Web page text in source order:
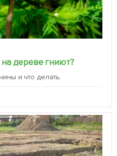
дереве гниют?
и что делать